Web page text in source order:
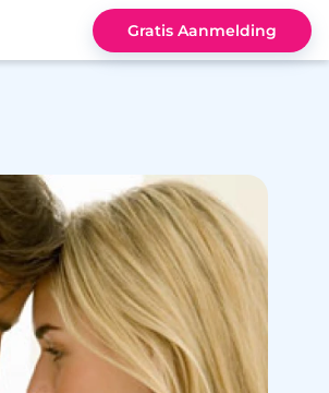
Gratis Aanmelding